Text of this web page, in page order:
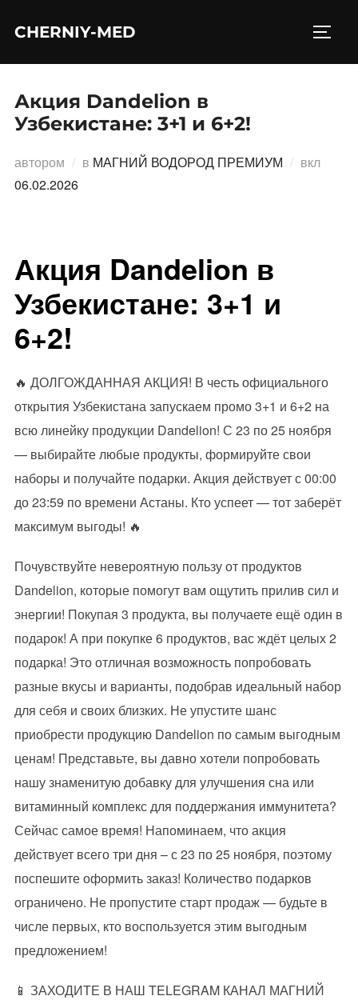
CHERNIY-MED
Акция Dandelion в
Узбекистане: 3+1 и 6+2!
автором в МАГНИЙ ВОДОРОД ПРЕМИУМ вкл
06.02.2026
Акция Dandelion в
Узбекистане: 3+1 и
6+2!
🔥 ДОЛГОЖДАННАЯ АКЦИЯ! В честь официального
открытия Узбекистана запускаем промо 3+1 и 6+2 на
всю линейку продукции Dandelion! С 23 по 25 ноября
— выбирайте любые продукты, формируйте свои
наборы и получайте подарки. Акция действует с 00:00
до 23:59 по времени Астаны. Кто успеет — тот заберёт
максимум выгоды! 🔥
Почувствуйте невероятную пользу от продуктов
Dandelion, которые помогут вам ощутить прилив сил и
энергии! Покупая 3 продукта, вы получаете ещё один в
подарок! А при покупке 6 продуктов, вас ждёт целых 2
подарка! Это отличная возможность попробовать
разные вкусы и варианты, подобрав идеальный набор
для себя и своих близких. Не упустите шанс
приобрести продукцию Dandelion по самым выгодным
ценам! Представьте, вы давно хотели попробовать
нашу знаменитую добавку для улучшения сна или
витаминный комплекс для поддержания иммунитета?
Сейчас самое время! Напоминаем, что акция
действует всего три дня – с 23 по 25 ноября, поэтому
поспешите оформить заказ! Количество подарков
ограничено. Не пропустите старт продаж — будьте в
числе первых, кто воспользуется этим выгодным
предложением!
📱 ЗАХОДИТЕ В НАШ TELEGRAM КАНАЛ МАГНИЙ